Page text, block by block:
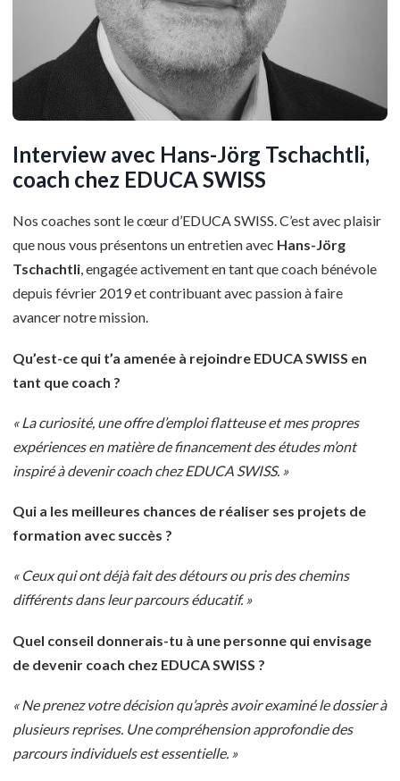
Interview avec Hans-Jörg Tschachtli,
coach chez EDUCA SWISS
Nos coaches sont le cœur d’EDUCA SWISS. C’est avec plaisir
que nous vous présentons un entretien avec Hans-Jörg
Tschachtli, engagée activement en tant que coach bénévole
depuis février 2019 et contribuant avec passion à faire
avancer notre mission.
Qu’est-ce qui t’a amenée à rejoindre EDUCA SWISS en
tant que coach ?
« La curiosité, une offre d’emploi flatteuse et mes propres
expériences en matière de financement des études m’ont
inspiré à devenir coach chez EDUCA SWISS. »
Qui a les meilleures chances de réaliser ses projets de
formation avec succès ?
« Ceux qui ont déjà fait des détours ou pris des chemins
différents dans leur parcours éducatif. »
Quel conseil donnerais-tu à une personne qui envisage
de devenir coach chez EDUCA SWISS ?
« Ne prenez votre décision qu’après avoir examiné le dossier à
plusieurs reprises. Une compréhension approfondie des
parcours individuels est essentielle. »